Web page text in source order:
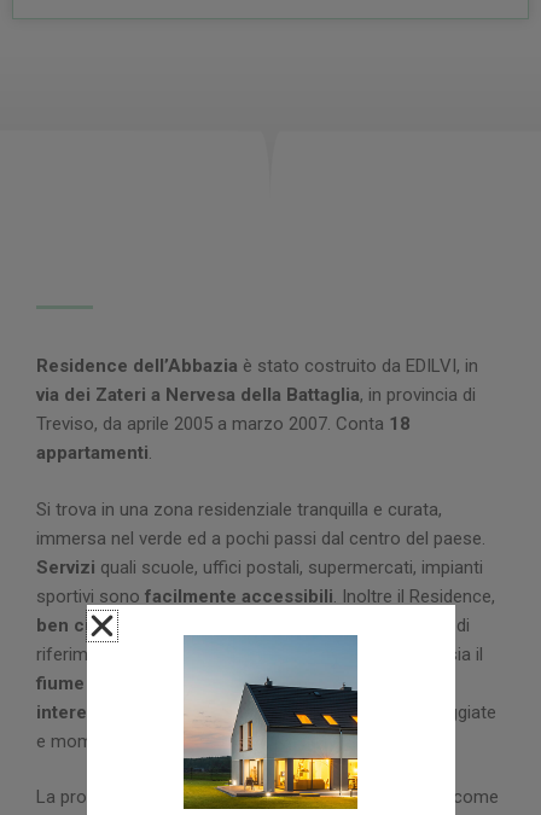
Residence dell’Abbazia è stato costruito da EDILVI, in
via dei Zateri a Nervesa della Battaglia, in provincia di
Treviso, da aprile 2005 a marzo 2007. Conta 18
appartamenti.
Si trova in una zona residenziale tranquilla e curata,
immersa nel verde ed a pochi passi dal centro del paese.
Servizi quali scuole, uffici postali, supermercati, impianti
sportivi sono facilmente accessibili. Inoltre il Residence,
ben curato nell’aspetto
e ben inserito nel contesto di
riferimento, consente di raggiungere in pochi minuti sia il
fiume Piave
Montello, due zone di particolare
interesse storico e naturalisticoadatte per passeggiate
e momenti di relax immersi nella natura.
La progettazione di Residence dell’Abbazia ha avuto come